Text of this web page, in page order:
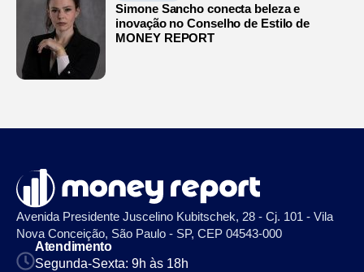
Simone Sancho conecta beleza e
inovação no Conselho de Estilo de
MONEY REPORT
Avenida Presidente Juscelino Kubitschek, 28 - Cj. 101 - Vila
Nova Conceição, São Paulo - SP, CEP 04543-000
Atendimento
Segunda-Sexta: 9h às 18h